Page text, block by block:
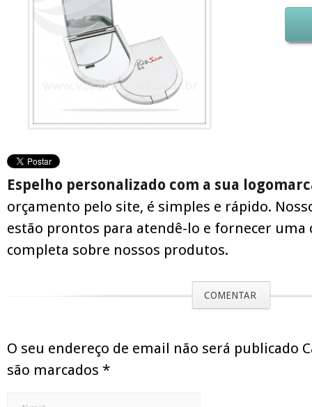
Espelho personalizado com a sua
orçamento pelo site, é simples e rápido.
estão prontos para atendê-lo e fornecer
completa sobre nossos produtos.
COMENTAR
O seu endereço de email não será publicado
são marcados *